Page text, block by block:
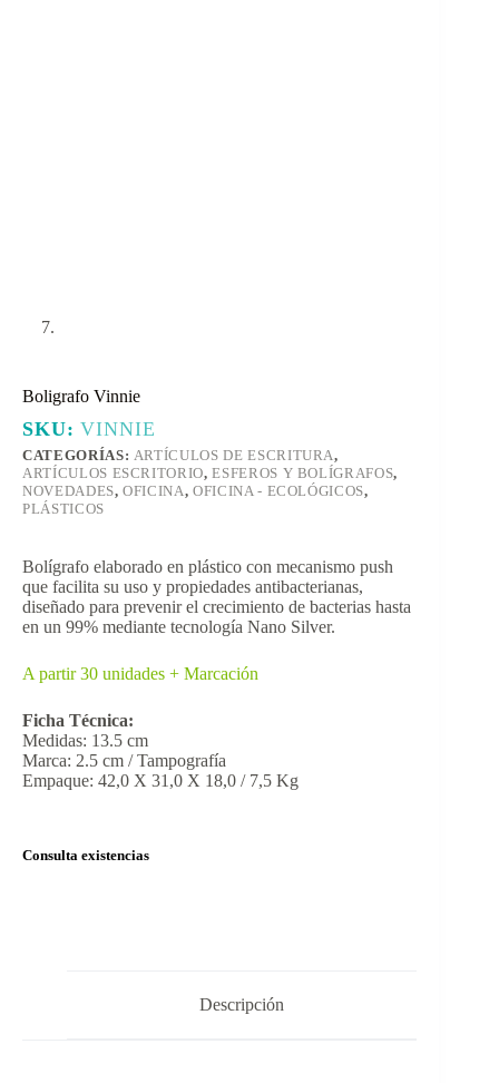
Boligrafo Vinnie
SKU:VINNIE
CATEGORÍAS: ARTÍCULOS DE ESCRITURA,
ARTÍCULOS ESCRITORIO,ESFEROS Y BOLÍGRAFOS,
NOVEDADES,OFICINA,OFICINA - ECOLÓGICOS,
PLÁSTICOS
Bolígrafo elaborado en plástico con mecanismo push
que facilita su uso y propiedades antibacterianas,
diseñado para prevenir el crecimiento de bacterias hasta
en un 99% mediante tecnología Nano Silver.
A partir 30 unidades + Marcación
Ficha Técnica:
Medidas: 13.5 cm
Marca: 2.5 cm / Tampografía
Empaque: 42,0 X 31,0 X 18,0 / 7,5 Kg
Consulta existencias
Descripción